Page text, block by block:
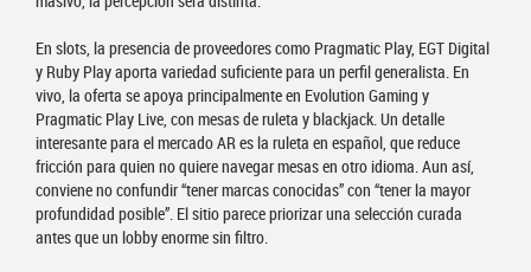
En slots, la presencia de proveedores como Pragmatic Play, EGT Digital
y Ruby Play aporta variedad suficiente para un perfil generalista. En
vivo, la oferta se apoya principalmente en Evolution Gaming y
Pragmatic Play Live, con mesas de ruleta y blackjack. Un detalle
interesante para el mercado AR es la ruleta en español, que reduce
fricción para quien no quiere navegar mesas en otro idioma. Aun así,
conviene no confundir “tener marcas conocidas” con “tener la mayor
profundidad posible”. El sitio parece priorizar una selección curada
antes que un lobby enorme sin filtro.